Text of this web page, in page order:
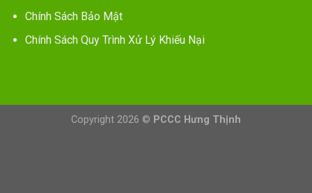
Chính Sách Bảo Mật
Chính Sách Quy Trình Xử Lý Khiếu Nại
Copyright 2026 © PCCC Hưng Thịnh